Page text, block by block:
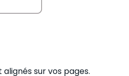
sur vos pages.